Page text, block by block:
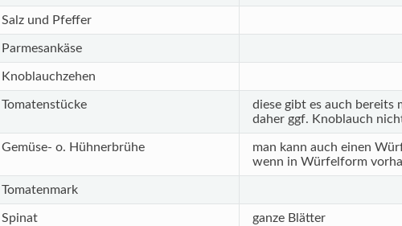
Salz und Pfeffer
Parmesankäse
Knoblauchzehen
Tomatenstücke
diese gibt es auch bereits
daher ggf. Knoblauch
Gemüse- o. Hühnerbrühe
man kann auch einen
wenn in Würfelform
Tomatenmark
Spinat ganze Blätter